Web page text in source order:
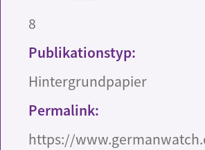
8
Publikationstyp:
Hintergrundpapier
Permalink:
https://